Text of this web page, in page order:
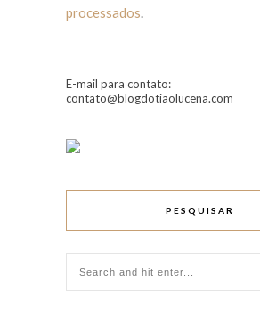
processados.
E-mail para contato:
contato@blogdotiaolucena.com
PESQUISAR